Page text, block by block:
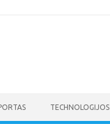
TECHNOLOGIJOS